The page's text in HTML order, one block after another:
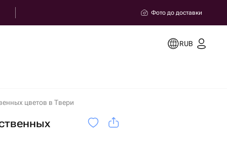
Фото до доставки
RUB
цветов в Твери